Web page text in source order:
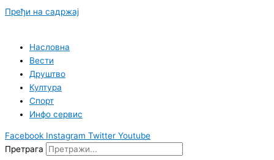
Пређи на садржај
Насловна
Вести
Друштво
Култура
Спорт
Инфо сервис
Facebook Instagram Twitter Youtube
Претрага